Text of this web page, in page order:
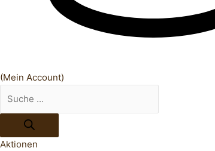
(Mein Account)
Aktionen